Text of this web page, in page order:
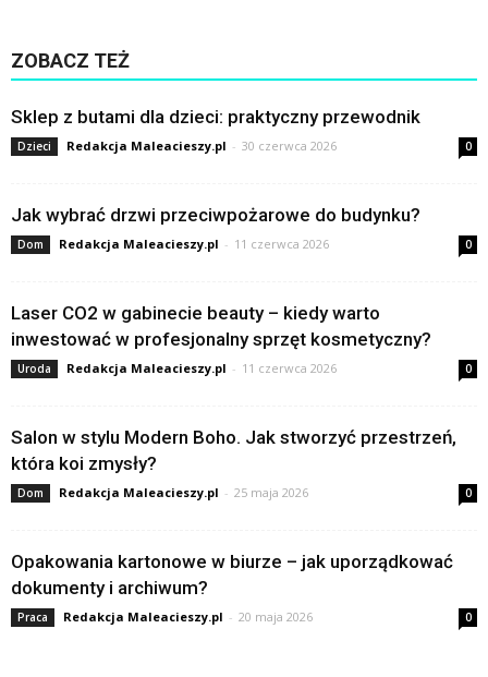
ZOBACZ TEŻ
Sklep z butami dla dzieci: praktyczny przewodnik
Dzieci Redakcja Maleacieszy.pl - 30 czerwca 2026 0
Jak wybrać drzwi przeciwpożarowe do budynku?
Dom Redakcja Maleacieszy.pl - 11 czerwca 2026 0
Laser CO2 w gabinecie beauty – kiedy warto
inwestować w profesjonalny sprzęt kosmetyczny?
Uroda Redakcja Maleacieszy.pl - 11 czerwca 2026 0
Salon w stylu Modern Boho. Jak stworzyć przestrzeń,
która koi zmysły?
Dom Redakcja Maleacieszy.pl - 25 maja 2026 0
Opakowania kartonowe w biurze – jak uporządkować
dokumenty i archiwum?
Praca Redakcja Maleacieszy.pl - 20 maja 2026 0